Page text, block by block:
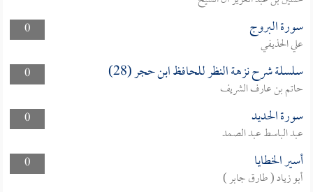
0
سورة البروج
علي الحذيفي
0
سلسلة شرح نزهة النظر للحافظ ابن حجر (28)
حاتم بن عارف الشريف
0
سورة الحديد
عبد الباسط عبد الصمد
0
أسير الخطايا
أبو زياد ( طارق جابر )